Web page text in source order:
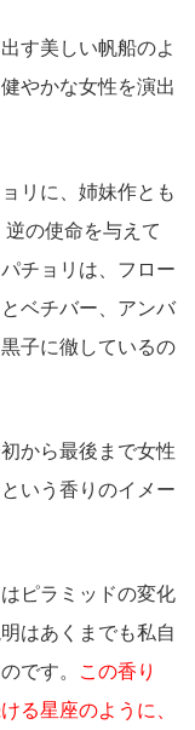
す美しい帆船のよ
やかな女性を演出
リに、姉妹作とも
逆の使命を与えて
チョリは、フロー
ベチバー、アンバ
子に徹しているの
から最後まで女性
いう香りのイメー
ピラミッドの変化
はあくまでも私自
です。
この香り
る星座のように、